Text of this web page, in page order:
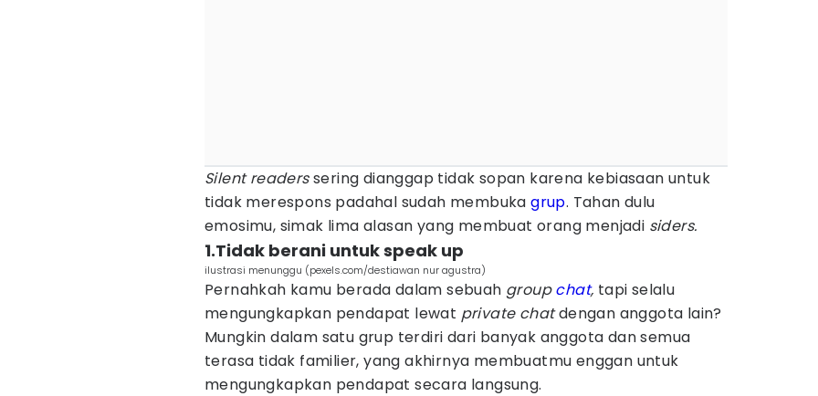
Silent readerssering dianggap tidak sopan karena kebiasaan untuk
tidak merespons padahal sudah membukagrup. Tahan dulu
emosimu, simak lima alasan yang membuat orang menjadi siders.
1.Tidak berani untuk speak up
ilustrasi menunggu (pexels.com/destiawan nur agustra)
Pernahkah kamu berada dalam sebuah groupchat, tapi selalu
mengungkapkan pendapat lewat private chatdengan anggota lain?
Mungkin dalam satu grup terdiri dari banyak anggota dan semua
terasa tidak familier, yang akhirnya membuatmu enggan untuk
mengungkapkan pendapat secara langsung.